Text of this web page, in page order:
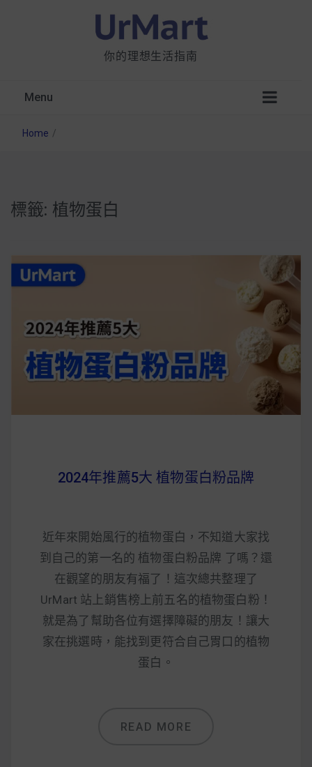
你的理想生活指南
Menu
星巴克都用 OATLY 泡咖啡？市售燕麥奶大剖
無麩質食物清單一覽：燕麥、麵包還有餅乾，
早餐這樣料理最適合！
早上沒時間做早餐？10 款隔夜更美味的燕麥粥
簡單料理
2020 年最新蛋白粉終極指南，讓你一次搞
七大經典健身疑問，不要再被這些問題困擾
啦！
減醣食材推薦
Home /
標籤: 植物蛋白
2024年推薦5大 植物蛋白粉品牌
近年來開始風行的植物蛋白，不知道大家找
到自己的第一名的 植物蛋白粉品牌 了嗎？還
在觀望的朋友有福了！這次總共整理了
UrMart 站上銷售榜上前五名的植物蛋白粉！
就是為了幫助各位有選擇障礙的朋友！讓大
家在挑選時，能找到更符合自己胃口的植物
蛋白。
READ MORE